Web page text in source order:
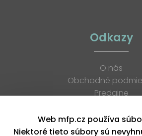
Odkazy
O nás
Obchodné
Predajne
K stiahnutiu
Blog
Web mfp.cz používa
Niektoré tieto súbory sú